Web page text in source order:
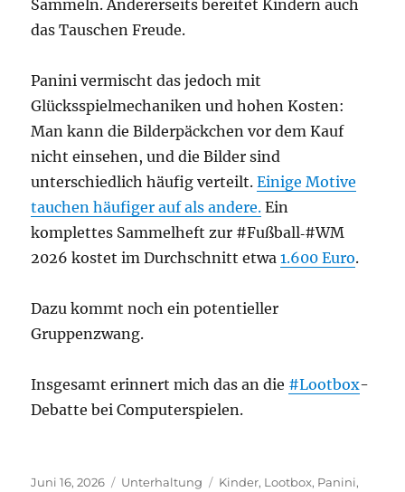
Sammeln. Andererseits bereitet Kindern auch
das Tauschen Freude.
Panini vermischt das jedoch mit
Glücksspielmechaniken und hohen Kosten:
Man kann die Bilderpäckchen vor dem Kauf
nicht einsehen, und die Bilder sind
unterschiedlich häufig verteilt.Einige Motive
tauchen häufiger auf als andere. Ein
komplettes Sammelheft zur #Fußball‑#WM
2026 kostet im Durchschnitt etwa1.600 Euro.
Dazu kommt noch ein potentieller
Gruppenzwang.
Insgesamt erinnert mich das an die #Lootbox-
Debatte bei Computerspielen.
Veröffentlicht
Juni 16, 2026 Kategorien
Unterhaltung Schlagwörter
Kinder, Lootbox, Panini,